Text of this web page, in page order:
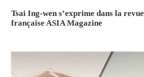
Tsai Ing-wen s’exprime dans la revue
française ASIA Magazine